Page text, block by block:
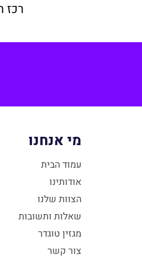
רכז
מי אנחנו
עמוד הבית
אודותינו
הצוות שלנו
שאלות ותשובות
מגזין טוגדר
צור קשר